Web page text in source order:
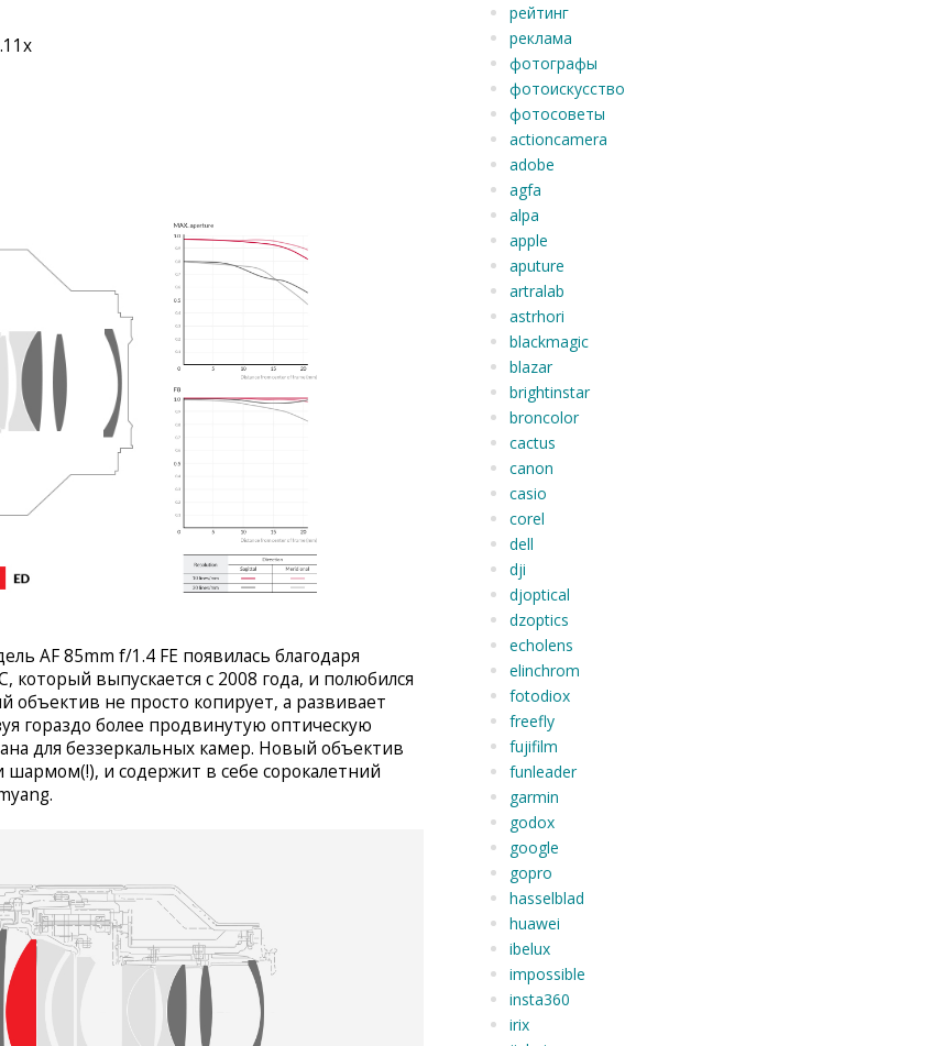
AF 85mm f/1.4 FE появилась благодаря
который выпускается с 2008 года, и полюбился
не просто копирует, а развивает
гораздо более продвинутую оптическую
для беззеркальных камер. Новый объектив
и содержит в себе сорокалетний
рейтинг
реклама
фотографы
фотоискусство
фотосоветы
actioncamera
adobe
agfa
alpa
apple
aputure
artralab
astrhori
blackmagic
blazar
brightinstar
broncolor
cactus
canon
casio
corel
dell
dji
djoptical
dzoptics
echolens
elinchrom
fotodiox
freefly
fujifilm
funleader
garmin
godox
google
gopro
hasselblad
huawei
ibelux
impossible
insta360
irix